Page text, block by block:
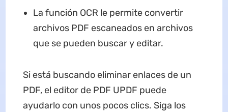
La función OCR le permite convertir
archivos PDF escaneados en archivos
que se pueden buscar y editar.
Si está buscando eliminar enlaces de un
PDF, el editor de PDF UPDF puede
ayudarlo con unos pocos clics. Siga los